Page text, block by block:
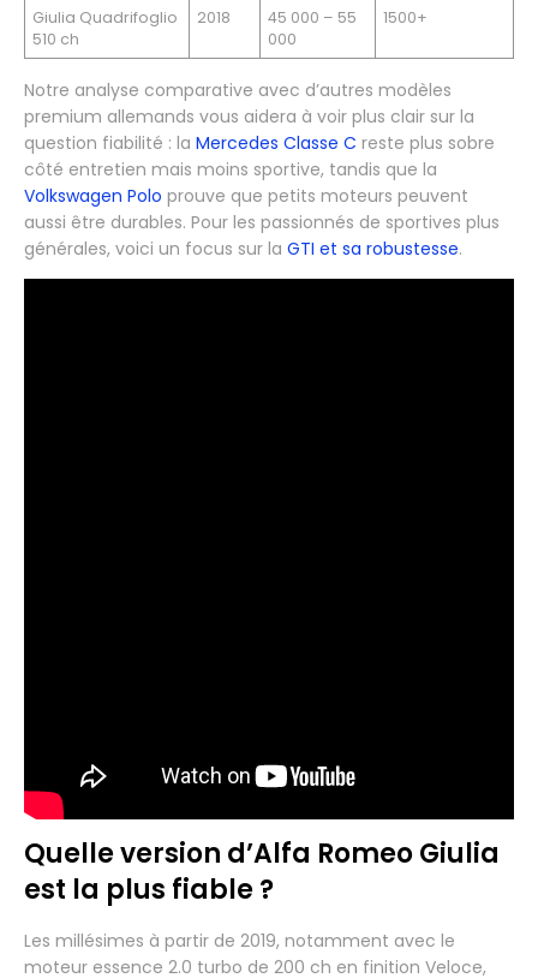
Giulia Quadrifoglio
510 ch
2018
45 000 – 55
000
1500+
Notre analyse comparative avec d’autres modèles
premium allemands vous aidera à voir plus clair sur la
question fiabilité : la Mercedes Classe C reste plus sobre
côté entretien mais moins sportive, tandis que la
Volkswagen Polo prouve que petits moteurs peuvent
aussi être durables. Pour les passionnés de sportives plus
générales, voici un focus sur la GTI et sa robustesse.
Quelle version d’Alfa Romeo Giulia
est la plus fiable ?
Les millésimes à partir de 2019, notamment avec le
moteur essence 2.0 turbo de 200 ch en finition Veloce,